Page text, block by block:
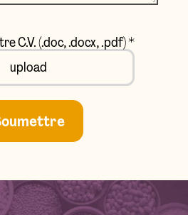
C.V. (.doc, .docx, .pdf)*
upload